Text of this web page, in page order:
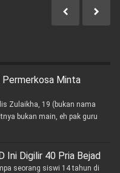
Permerkosa Minta
Zulaikha, 19 (bukan nama
bukan main, eh pak guru
Ini Digilir 40 Pria Bejad
seorang siswi 14 tahun di